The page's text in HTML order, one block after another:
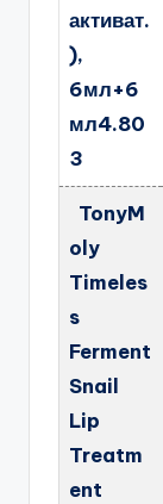
активат.
),
6мл+6
мл4.80
3
TonyM
oly
Timeles
s
Ferment
Snail
Lip
Treatm
ent